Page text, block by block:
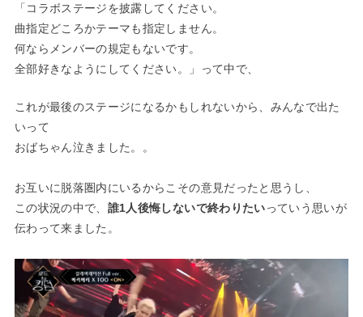
「コラボステージを披露してください。
曲指定どころかテーマも指定しません。
何ならメンバーの規定もないです。
全部好きなようにしてください。」って中で、
これが最後のステージになるかもしれないから、みんなで出た
いって
おばちゃん泣きました。。
お互いに脱落圏内にいるからこその意見だったと思うし、
この状況の中で、 誰1人後悔しないで終わりたいっていう思いが
伝わって来ました。